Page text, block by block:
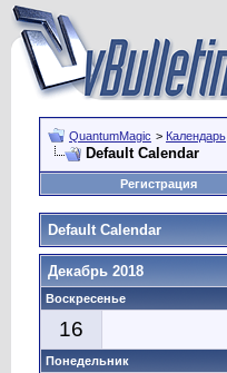
QuantumMagic > Календарь
Default Calendar
Регистрация
Default Calendar
Декабрь 2018
Воскресенье
16
Понедельник